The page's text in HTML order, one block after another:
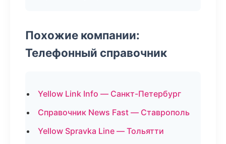
Похожие компании:
Телефонный справочник
Yellow Link Info — Санкт-Петербург
Справочник News Fast — Ставрополь
Yellow Spravka Line — Тольятти